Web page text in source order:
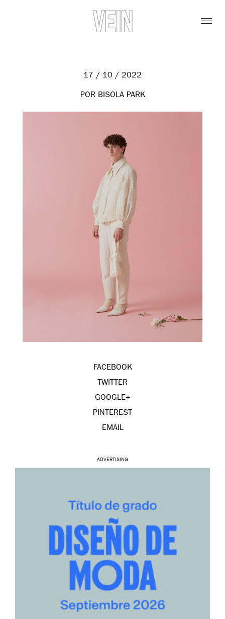
17 / 10 / 2022
POR BISOLA PARK
FACEBOOK
TWITTER
GOOGLE+
PINTEREST
EMAIL
ADVERTISING